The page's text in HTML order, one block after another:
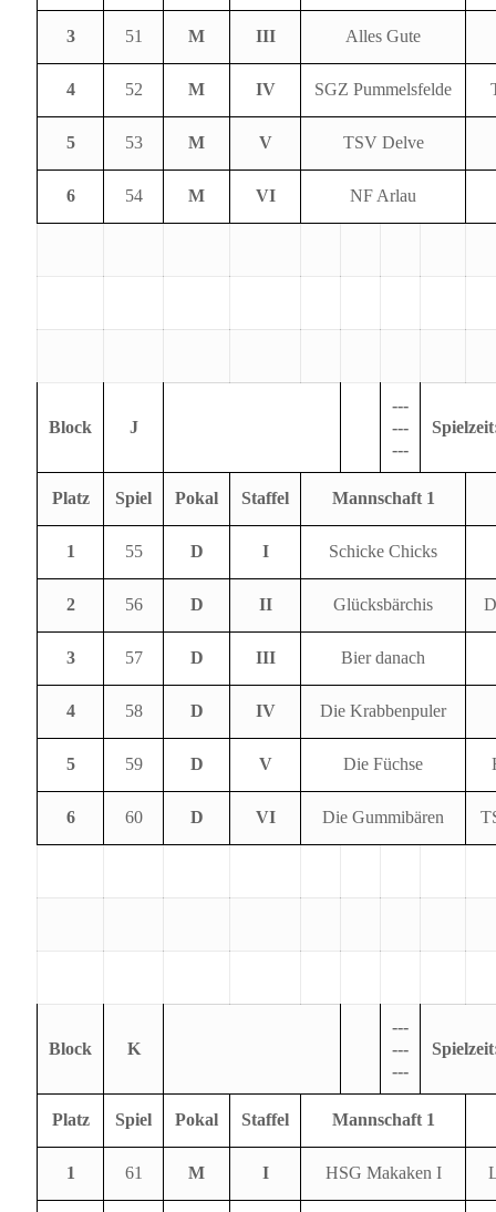
3 51 M III Alles Gute
4 52 M IV SGZ Pummelsfelde
5 53 M V TSV Delve
6 54 M VI NF Arlau
Block J
---
---
---
Platz Spiel Pokal Staffel Mannschaft 1
1 55 D I Schicke Chicks
2 56 D II Glücksbärchis
3 57 D III Bier danach
4 58 D IV Die Krabbenpuler
5 59 D V Die Füchse
6 60 D VI Die Gummibären
Block K
---
---
---
Platz Spiel Pokal Staffel Mannschaft 1
1 61 M I HSG Makaken I